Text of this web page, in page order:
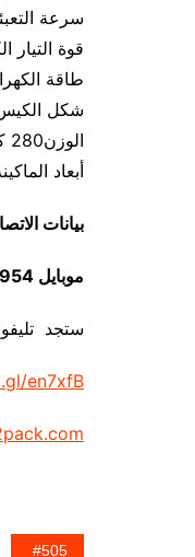
سرعة التعبئة من 30 الى 60 كيس / دقيقة تقريبي ولمادة
قوة التيار
طاقة الكهراباء المستهلكة 1 ك
شكل الكيس
الوزن280 كيلو جرام تقريبا تزيد او تنقص حسب تحديثات الماكينة
أبعاد الماكينة الخارجي 65× 90 × 155 سم
بيانات
موبايل 01211116954 – 01211116955 – 01211116956 – 01211116957 – 01211116958
ستجد
en7xfB
505